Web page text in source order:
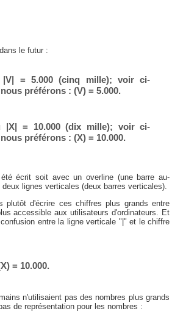
le futur :
= 5.000 (cinq mille); voir ci-
préférons : (V) = 5.000.
|X| = 10.000 (dix mille); voir ci-
préférons : (X) = 10.000.
écrit soit avec un overline (une barre au-
lignes verticales (deux barres verticales).
plutôt d'écrire ces chiffres plus grands entre
accessible aux utilisateurs d'ordinateurs. Et
entre la ligne verticale "|" et le chiffre
= 10.000.
n'utilisaient pas des nombres plus grands
de représentation pour les nombres :